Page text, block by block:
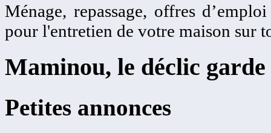
Ménage, repassage, offres
pour l'entretien de votre maison sur
Maminou, le déclic
Petites annonces